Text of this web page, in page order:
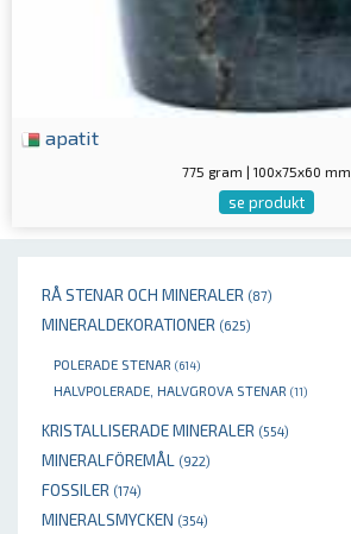
RÅ STENAR OCH MINERALER (87)
MINERALDEKORATIONER (625)
POLERADE STENAR (614)
HALVPOLERADE, HALVGROVA STENAR (11)
KRISTALLISERADE MINERALER (554)
MINERALFÖREMÅL (922)
FOSSILER (174)
MINERALSMYCKEN (354)
apatit
775 gram | 100x75x60 mm
se produkt